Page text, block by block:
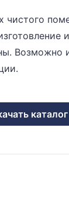
чистого
Возможно
каталог